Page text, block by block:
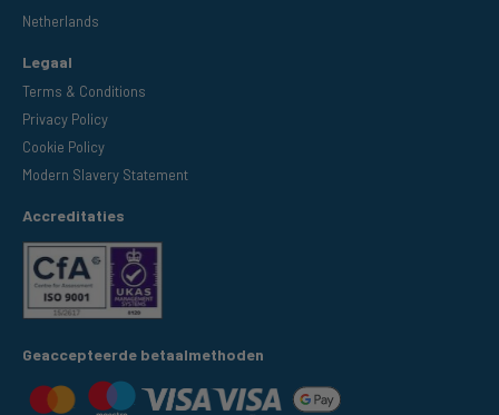
Netherlands
Legaal
Terms & Conditions
Privacy Policy
Cookie Policy
Modern Slavery Statement
Accreditaties
Geaccepteerde betaalmethoden